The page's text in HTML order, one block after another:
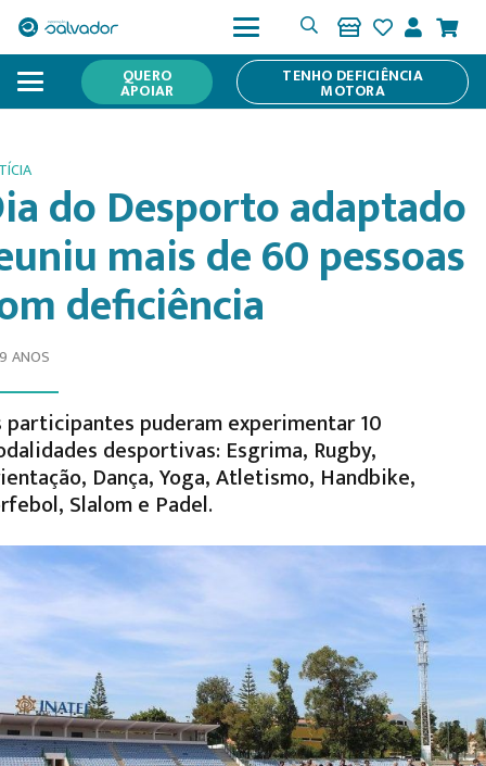
QUERO
APOIAR
TENHO DEFICIÊNCIA
MOTORA
do Desporto adaptado
mais de 60 pessoas
deficiência
ANOS
participantes puderam experimentar 10
desportivas: Esgrima, Rugby,
Dança, Yoga, Atletismo, Handbike,
Slalom e Padel.